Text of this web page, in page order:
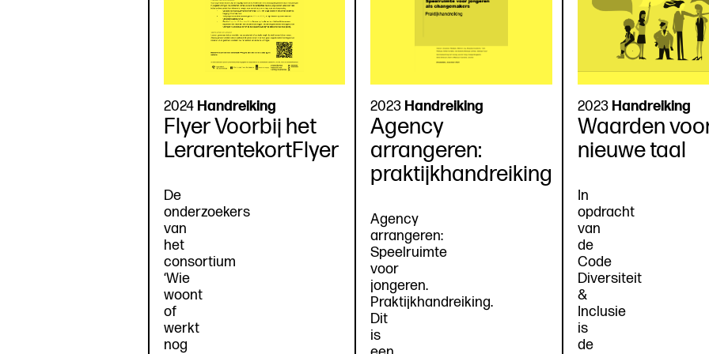
2024 Handreiking
Flyer Voorbij het
LerarentekortFlyer
De
onderzoekers
van
het
consortium
‘Wie
woont
of
werkt
nog
2023 Handreiking
Agency
arrangeren:
praktijkhandreiking
Agency
arrangeren:
Speelruimte
voor
jongeren.
Praktijkhandreiking.
Dit
is
2023 Handreiking
Waarden
nieuwe taal
In
opdracht
van
de
Code
Diversiteit
&
Inclusie
is
de